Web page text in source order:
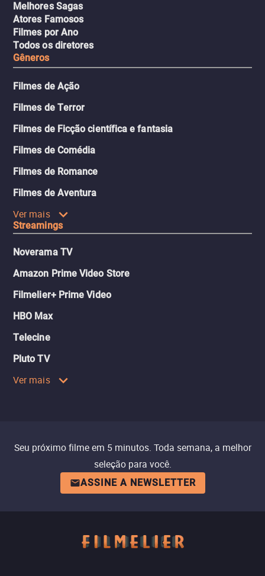
Melhores Sagas
Atores Famosos
Filmes por Ano
Todos os diretores
Gêneros
Filmes de Ação
Filmes de Terror
Filmes de Ficção científica e fantasia
Filmes de Comédia
Filmes de Romance
Filmes de Aventura
Ver mais
Streamings
Noverama TV
Amazon Prime Video Store
Filmelier+ Prime Video
HBO Max
Telecine
Pluto TV
Ver mais
Seu próximo filme em 5 minutos. Toda semana, a melhor
seleção para você.
ASSINE A NEWSLETTER